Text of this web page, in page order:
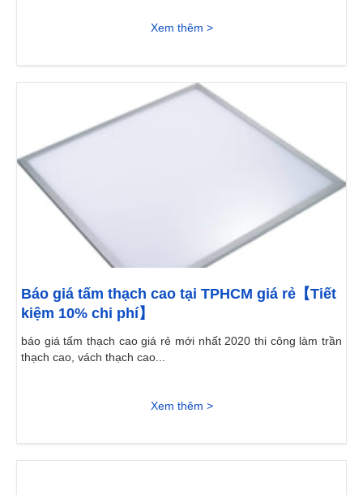
Xem thêm >
Báo giá tấm thạch cao tại TPHCM giá rẻ【Tiết
kiệm 10% chi phí】
báo giá tấm thạch cao giá rẻ mới nhất 2020 thi công làm trần
thạch cao, vách thạch cao...
Xem thêm >